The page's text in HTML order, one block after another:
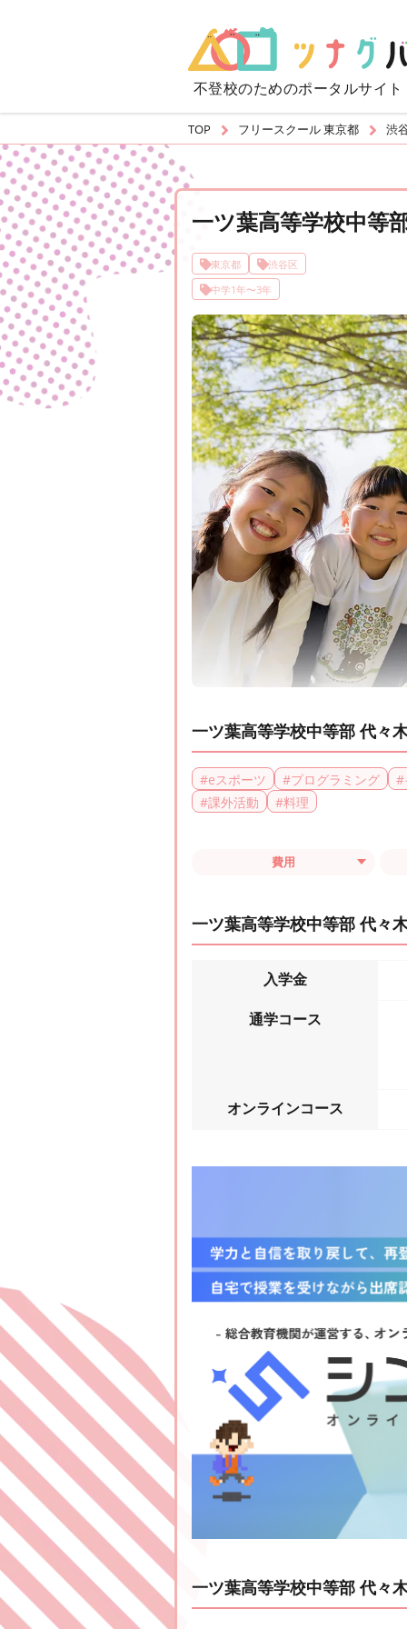
不登校のためのポータルサイト
TOP フリースクール 東京都 渋
一ツ葉高等学校中等
東京都
渋谷区
中学1年〜3年
一ツ葉高等学校中等部 代々
#eスポーツ #プログラミング #
#課外活動 #料理
費用
一ツ葉高等学校中等部 代々
入学金
通学コース
オンラインコース
一ツ葉高等学校中等部 代々